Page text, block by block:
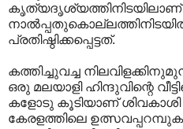
കൃത്യദൃശ്യത്തിനിടയിലാണ്‌
പ്രതിഷ്ഠിക്കപ്പെട്ടത്‌.
കത്തിച്ചുവച്ച
ഒരു മലയാളി ഹിന്ദുവിന്റെ
കളോടു കൂടിയാണ്‌
കേരളത്തിലെ